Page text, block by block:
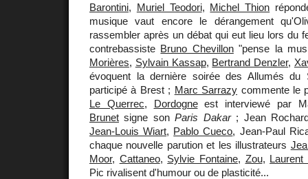
Barontini, Muriel Teodori, Michel Thion
musique vaut encore le dérangement
rassembler après un débat qui eut lieu lors du
contrebassiste Bruno Chevillon"pense la
Morières, Sylvain Kassap, Bertrand Denzler,
évoquent la dernière soirée des Allumés
participé à Brest ; Marc Sarrazy commente le
Le Querrec, Dordogneest interviewé par
Brunet signe sonParis Dakar; Jean
Jean-Louis Wiart, Pablo Cueco, Jean-Paul
chaque nouvelle parution et les illustrateurs
Moor, Cattaneo, Sylvie Fontaine, Zou, Laurent
Pic rivalisent d'humour ou de plasticité...